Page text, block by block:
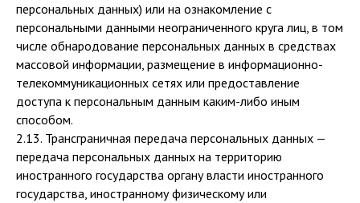
персональных данных) или на ознакомление с
персональными данными неограниченного круга лиц, в том
числе обнародование персональных данных в средствах
массовой информации, размещение в информационно-
телекоммуникационных сетях или предоставление
доступа к персональным данным каким-либо иным
способом.
2.13. Трансграничная передача персональных данных —
передача персональных данных на территорию
иностранного государства органу власти иностранного
государства, иностранному физическому или